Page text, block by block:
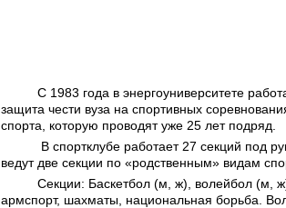
С 1983 года в энергоуниверситете
защита чести вуза на спортивных
спорта, которую проводят уже 25 лет подряд.
В спортклубе работает 27 секций под
ведут две секции по «родственным» видам
Секции: Баскетбол (м, ж), волейбол (м,
армспорт, шахматы, национальная борьба.